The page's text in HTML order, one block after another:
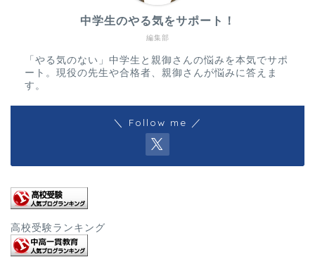
編集部
中学生のやる気をサポート！
「やる気のない」中学生と親御さんの悩みを本気でサポ
ート。現役の先生や合格者、親御さんが悩みに答えま
す。
＼ Follow me ／
高校受験ランキング